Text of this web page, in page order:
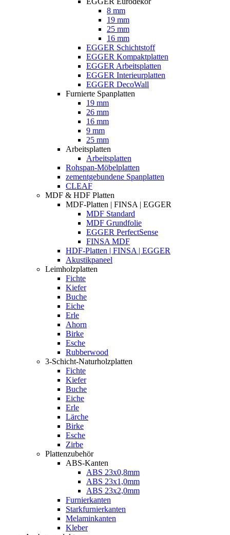
8 mm
19 mm
25 mm
16 mm
EGGER Schichtstoff
EGGER Kompaktplatten
EGGER Arbeitsplatten
EGGER Interieurplatten
EGGER DecoWall
Furnierte Spanplatten
19 mm
26 mm
16 mm
9 mm
25 mm
Arbeitsplatten
Arbeitsplatten
Rohspan-Möbelplatten
zementgebundene Spanplatten
CLEAF
MDF & HDF Platten
MDF-Platten | FINSA | EGGER
MDF Standard
MDF Grundfolie
EGGER PerfectSense
FINSA MDF
HDF-Platten | FINSA | EGGER
Akustikpaneel
Leimholzplatten
Fichte
Kiefer
Buche
Eiche
Erle
Ahorn
Birke
Esche
Rubberwood
3-Schicht-Naturholzplatten
Fichte
Kiefer
Buche
Eiche
Erle
Lärche
Birke
Esche
Zirbe
Plattenzubehör
ABS-Kanten
ABS 23x0,8mm
ABS 23x1,0mm
ABS 23x2,0mm
Furnierkanten
Starkfurnierkanten
Melaminkanten
Kleber